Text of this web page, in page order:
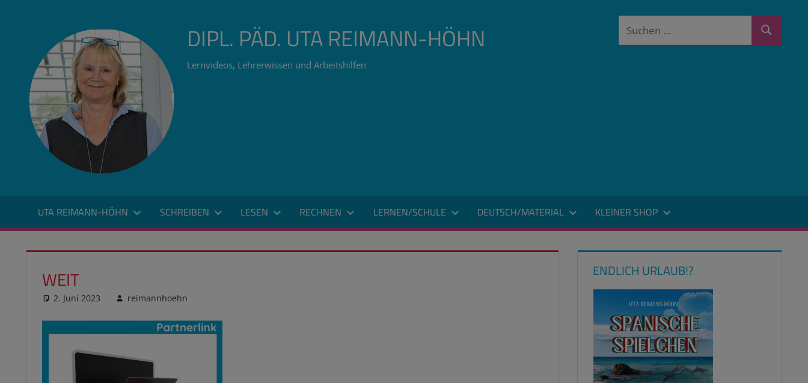
DIPL. PÄD. UTA REIMANN-HÖHN
Lernvideos, Lehrerwissen und Arbeitshilfen
Suchen
Suchen
UTA REIMANN-HÖHN SCHREIBEN LESEN RECHNEN LERNEN/SCHULE DEUTSCH/MATERIAL KLEINER SHOP
WEIT
2. Juni 2023 reimannhoehn
ENDLICH URLAUB!?